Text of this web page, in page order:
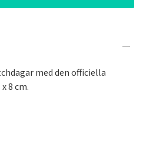
med den officiella
8 cm.